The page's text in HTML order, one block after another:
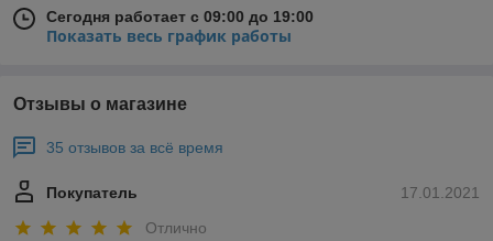
Сегодня работает с 09:00 до 19:00
Показать весь график работы
Отзывы о магазине
35 отзывов за всё время
17.01.2021
Покупатель
Отлично